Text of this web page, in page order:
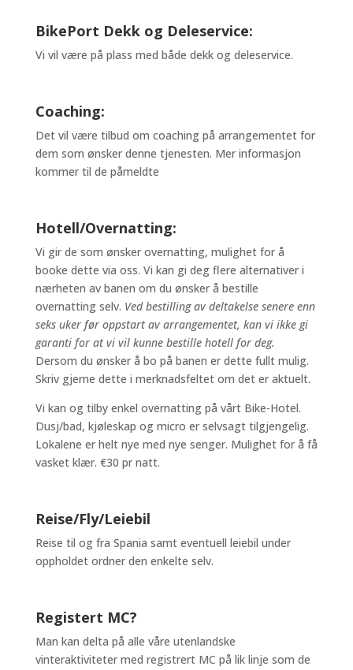
BikePort Dekk og Deleservice:
Vi vil være på plass med både dekk og deleservice.
Coaching:
Det vil være tilbud om coaching på arrangementet for
dem som ønsker denne tjenesten. Mer informasjon
kommer til de påmeldte
Hotell/Overnatting:
Vi gir de som ønsker overnatting, mulighet for å
booke dette via oss. Vi kan gi deg flere alternativer i
nærheten av banen om du ønsker å bestille
overnatting selv. Ved bestilling av deltakelse senere enn
seks uker før oppstart av arrangementet, kan vi ikke gi
garanti for at vi vil kunne bestille hotell for deg.
Dersom du ønsker å bo på banen er dette fullt mulig.
Skriv gjerne dette i merknadsfeltet om det er aktuelt.
Vi kan og tilby enkel overnatting på vårt Bike-Hotel.
Dusj/bad, kjøleskap og micro er selvsagt tilgjengelig.
Lokalene er helt nye med nye senger. Mulighet for å få
vasket klær. €30 pr natt.
Reise/Fly/Leiebil
Reise til og fra Spania samt eventuell leiebil under
oppholdet ordner den enkelte selv.
Registert MC?
Man kan delta på alle våre utenlandske
vinteraktiviteter med registrert MC på lik linje som de